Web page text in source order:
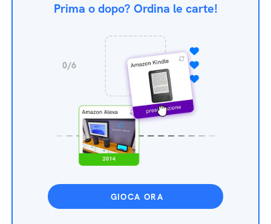
Prima o dopo? Ordina le carte!
GIOCA ORA